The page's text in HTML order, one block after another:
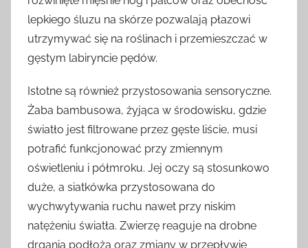
lepkiego śluzu na skórze pozwalają płazowi
utrzymywać się na roślinach i przemieszczać w
gęstym labiryncie pędów.
Istotne są również przystosowania sensoryczne.
Żaba bambusowa, żyjąca w środowisku, gdzie
światło jest filtrowane przez gęste liście, musi
potrafić funkcjonować przy zmiennym
oświetleniu i półmroku. Jej oczy są stosunkowo
duże, a siatkówka przystosowana do
wychwytywania ruchu nawet przy niskim
natężeniu światła. Zwierzę reaguje na drobne
drgania podłoża oraz zmiany w przepływie